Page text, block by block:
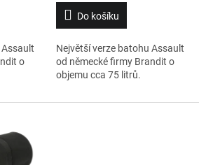
o
Do košíku
Největší verze batohu Assault
od německé firmy Brandit o
objemu cca 75 litrů.